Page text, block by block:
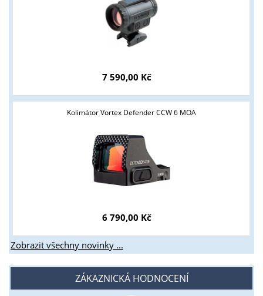
7 590,00 Kč
Kolimátor Vortex Defender CCW 6 MOA
6 790,00 Kč
Zobrazit všechny novinky ...
ZÁKAZNICKÁ HODNOCENÍ
Tyto stránky jsou určeny pouze odborné veřejnosti od 18 let a
podnikatelům v oblasti zbraně a střelivo. Splňujete tyto
ANO NE